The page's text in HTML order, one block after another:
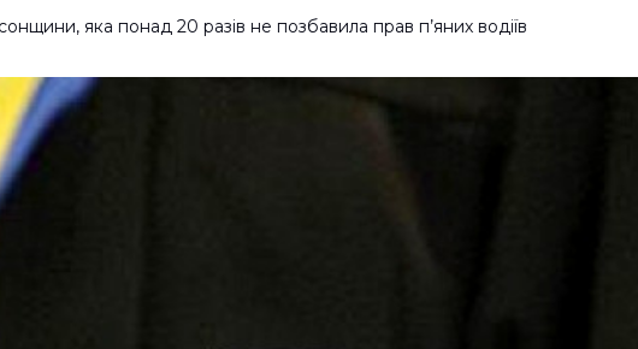
яка понад 20 разів не позбавила прав п’яних водіїв